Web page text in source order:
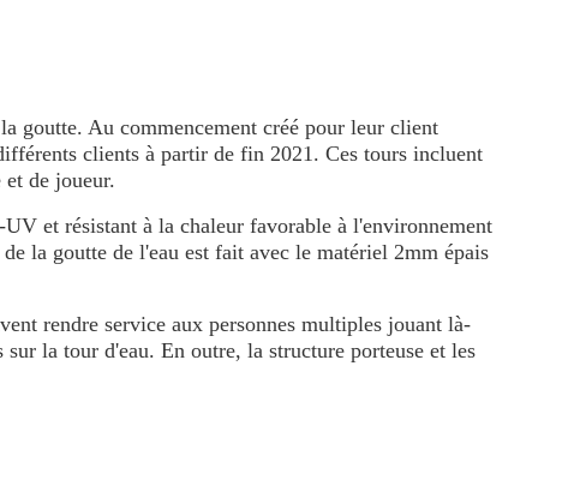
goutte. Au commencement créé pour leur client
clients à partir de fin 2021. Ces tours incluent
et de joueur.
et résistant à la chaleur favorable à l'environnement
la goutte de l'eau est fait avec le matériel 2mm épais
rendre service aux personnes multiples jouant là-
la tour d'eau. En outre, la structure porteuse et les